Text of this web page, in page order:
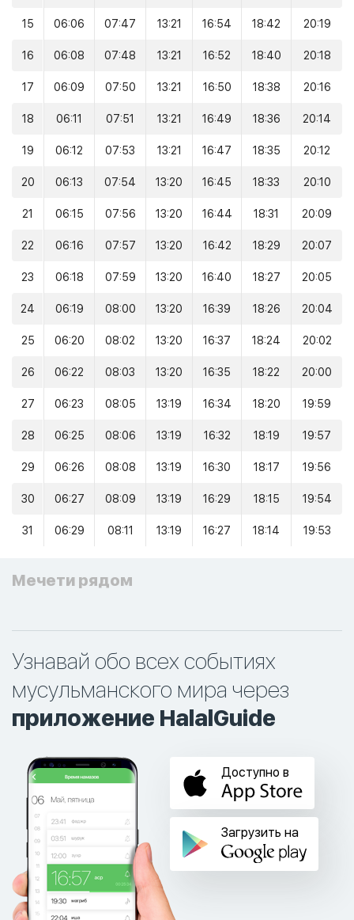
15 06:06 07:47 13:21 16:54 18:42 20:19
16 06:08 07:48 13:21 16:52 18:40 20:18
17 06:09 07:50 13:21 16:50 18:38 20:16
18 06:11 07:51 13:21 16:49 18:36 20:14
19 06:12 07:53 13:21 16:47 18:35 20:12
20 06:13 07:54 13:20 16:45 18:33 20:10
21 06:15 07:56 13:20 16:44 18:31 20:09
22 06:16 07:57 13:20 16:42 18:29 20:07
23 06:18 07:59 13:20 16:40 18:27 20:05
24 06:19 08:00 13:20 16:39 18:26 20:04
25 06:20 08:02 13:20 16:37 18:24 20:02
26 06:22 08:03 13:20 16:35 18:22 20:00
27 06:23 08:05 13:19 16:34 18:20 19:59
28 06:25 08:06 13:19 16:32 18:19 19:57
29 06:26 08:08 13:19 16:30 18:17 19:56
30 06:27 08:09 13:19 16:29 18:15 19:54
31 06:29 08:11 13:19 16:27 18:14 19:53
Мечети рядом
Узнавай обо всех событиях
мусульманского мира через
приложение HalalGuide
Доступно в
Загрузить на